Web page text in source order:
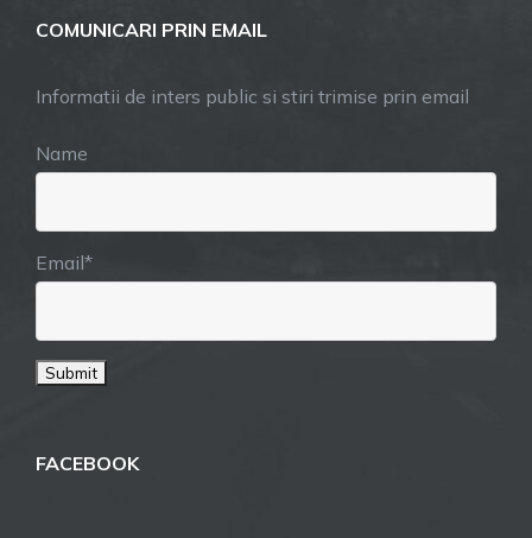
COMUNICARI PRIN EMAIL
Informatii de inters public si stiri trimise prin email
Name
Email*
FACEBOOK